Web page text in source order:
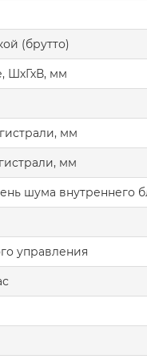
(брутто)
ШхГхВ, мм
мм
мм
шума внутреннего
управления